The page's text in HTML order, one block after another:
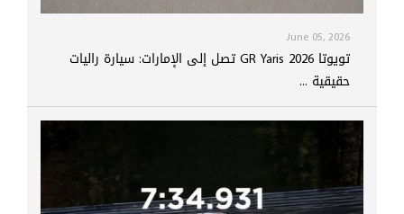
June 05, 2026
تويوتا GR Yaris 2026 تصل إلى الإمارات: سيارة راليات
حقيقية ...